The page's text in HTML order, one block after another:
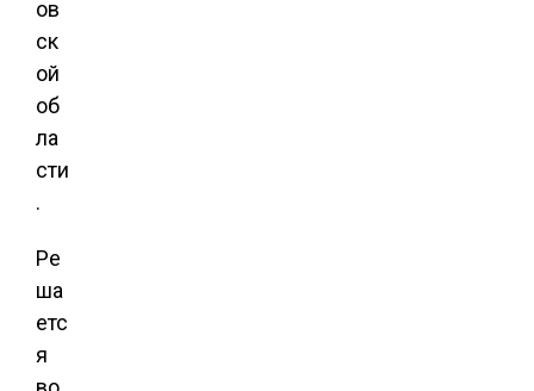
ов
ск
ой
об
ла
сти
.
Ре
ша
етс
я